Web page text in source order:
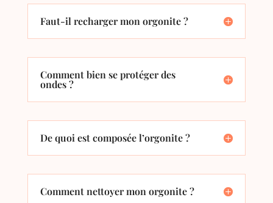
Faut-il recharger mon orgonite ?
Comment bien se protéger des
ondes ?
De quoi est composée l’orgonite ?
Comment nettoyer mon orgonite ?